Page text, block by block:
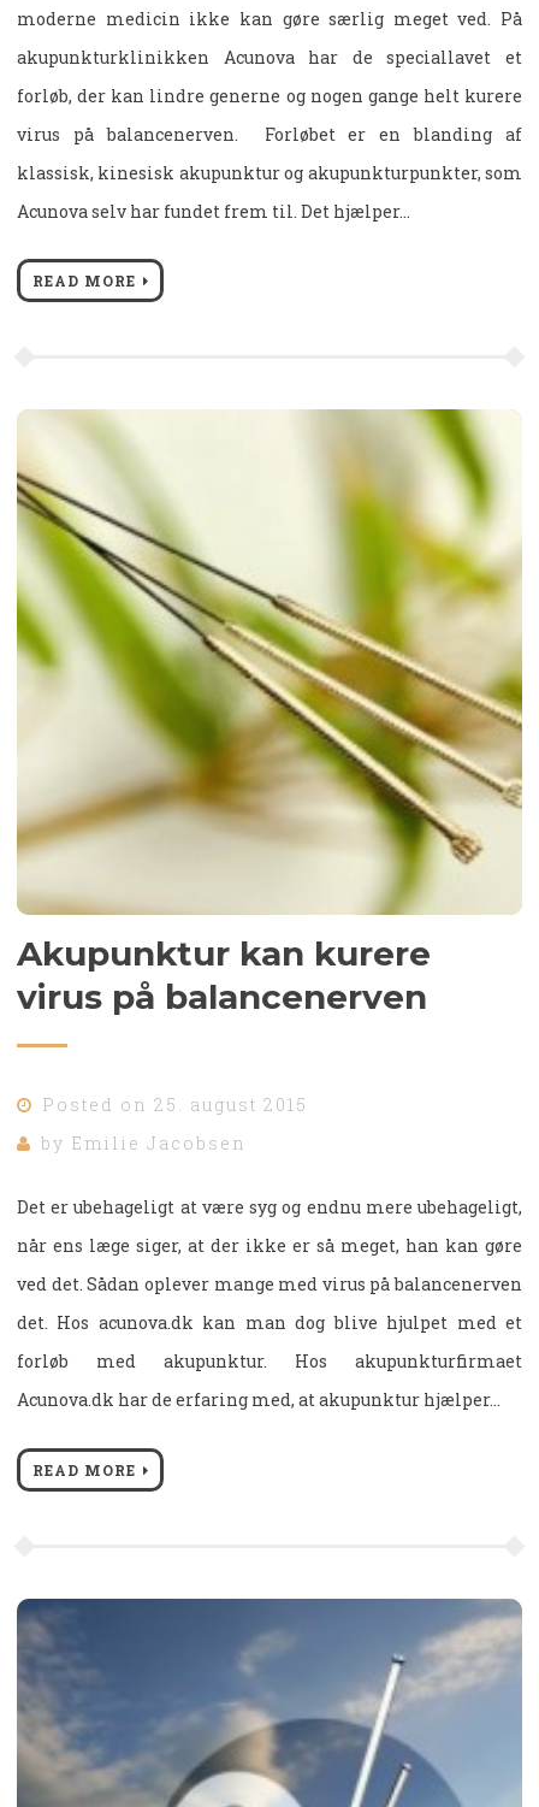
moderne medicin ikke kan gøre særlig meget ved. På
akupunkturklinikken Acunova har de speciallavet et
forløb, der kan lindre generne og nogen gange helt kurere
virus på balancenerven. Forløbet er en blanding af
klassisk, kinesisk akupunktur og akupunkturpunkter, som
Acunova selv har fundet frem til. Det hjælper…
READ MORE
Akupunktur kan kurere
virus på balancenerven
Posted on 25. august 2015
by Emilie Jacobsen
Det er ubehageligt at være syg og endnu mere ubehageligt,
når ens læge siger, at der ikke er så meget, han kan gøre
ved det. Sådan oplever mange med virus på balancenerven
det. Hos acunova.dk kan man dog blive hjulpet med et
forløb med akupunktur. Hos akupunkturfirmaet
Acunova.dk har de erfaring med, at akupunktur hjælper…
READ MORE